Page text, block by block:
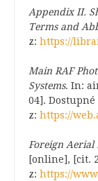
Appendix II.
Terms and
z: https://
Main RAF
Systems. In:
04]. Dostupné
z: https://
Foreign Aerial
[online], [cit.
z: https://